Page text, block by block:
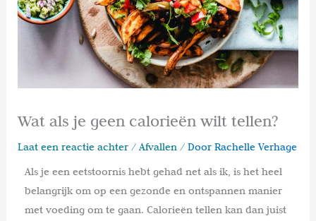
Wat als je geen calorieën wilt tellen?
Laat een reactie achter /Afvallen / DoorRachelle Verhage
Als je een eetstoornis hebt gehad net als ik, is het heel
belangrijk om op een gezonde en ontspannen manier
met voeding om te gaan. Calorieën tellen kan dan juist